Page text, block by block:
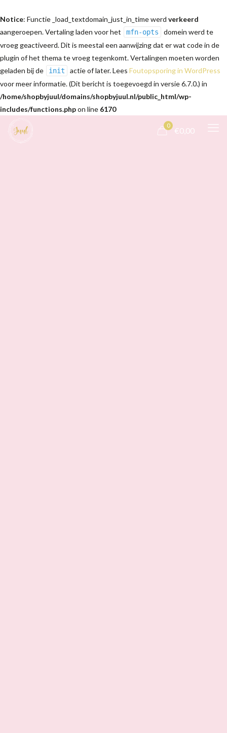
Notice: Functie _load_textdomain_just_in_time werd verkeerd
aangeroepen. Vertaling laden voor het
mfn-opts
domein werd te
vroeg geactiveerd. Dit is meestal een aanwijzing dat er wat code in de
plugin of het thema te vroeg tegenkomt. Vertalingen moeten worden
geladen bij de
init actie of later. Lees Foutopsporing in WordPress
voor meer informatie. (Dit bericht is toegevoegd in versie 6.7.0.) in
/home/shopbyjuul/domains/shopbyjuul.nl/public_html/wp-
includes/functions.phpon line 6170
0
€0,00